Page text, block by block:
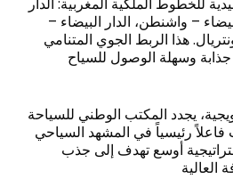
– واشنطن، الدار البيضاء –
هذا الربط الجوي المتنامي
وسهلة الوصول للسياح
يجدد المكتب الوطني للسياحة
رئيسياً في المشهد السياحي
أوسع تهدف إلى جذب
العالية